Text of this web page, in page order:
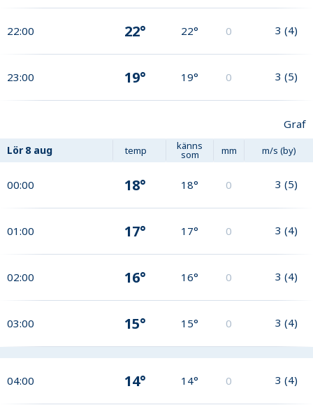
22:00 22° 22° 0 3 (4)
23:00 19° 19° 0 3 (5)
Graf
Lör 8 aug temp känns
som mm m/s (by)
00:00 18° 18° 0 3 (5)
01:00 17° 17° 0 3 (4)
02:00 16° 16° 0 3 (4)
03:00 15° 15° 0 3 (4)
04:00 14° 14° 0 3 (4)